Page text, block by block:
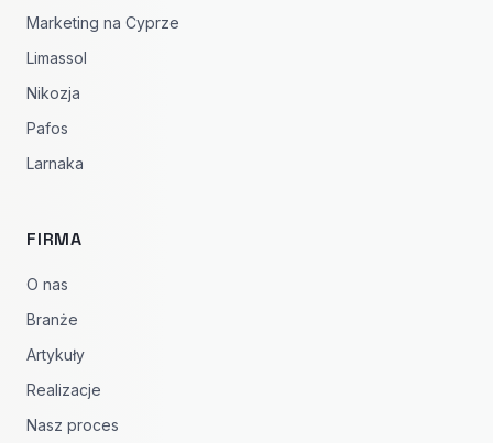
Marketing na Cyprze
Limassol
Nikozja
Pafos
Larnaka
FIRMA
O nas
Branże
Artykuły
Realizacje
Nasz proces